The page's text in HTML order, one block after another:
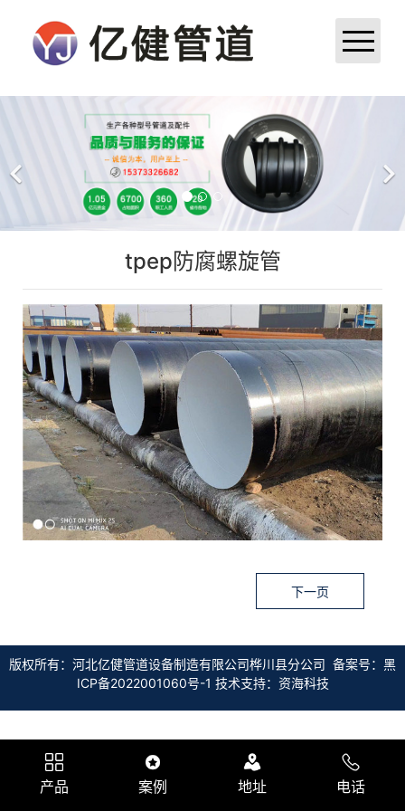
产品展示
新闻中心
厂区厂貌
荣誉资质
联系我们
tpep防腐螺旋管
下一页
版权所有：河北亿健管道设备制造有限公司桦川县分公司 备案号： 黑
ICP备2022001060号-1 技术支持：资海科技
产品 案例 地址 电话